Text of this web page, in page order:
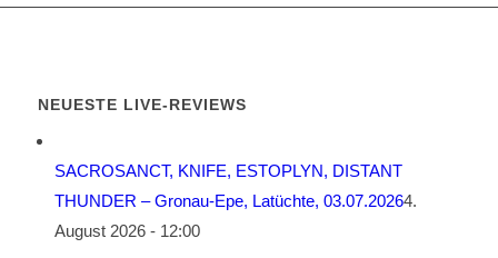
NEUESTE LIVE-REVIEWS
SACROSANCT, KNIFE, ESTOPLYN, DISTANT
THUNDER – Gronau-Epe, Latüchte, 03.07.20264.
August 2026 - 12:00